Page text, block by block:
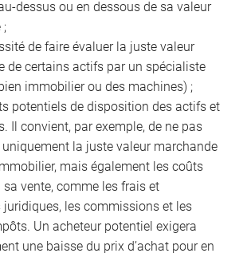
dessus ou en dessous de sa valeur
;
de faire évaluer la juste valeur
de certains actifs par un spécialiste
immobilier ou des machines) ;
potentiels de disposition des actifs et
Il convient, par exemple, de ne pas
la juste valeur marchande
mais également les coûts
vente, comme les frais et
juridiques, les commissions et les
Un acheteur potentiel exigera
une baisse du prix d’achat pour en